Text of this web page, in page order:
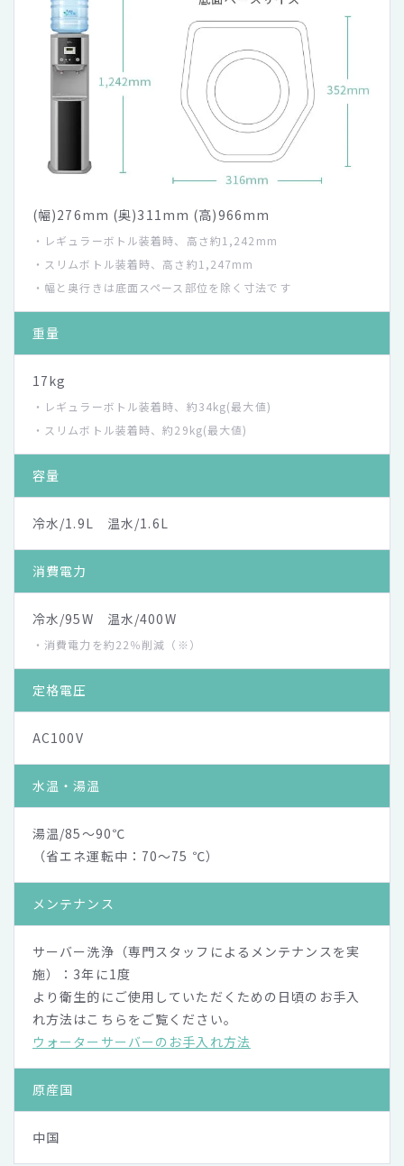
(幅)276mm (奥)311mm (高)966mm
・レギュラーボトル装着時、高さ約1,242mm
・スリムボトル装着時、高さ約1,247mm
・幅と奥行きは底面スペース部位を除く寸法です
重量
17kg
・レギュラーボトル装着時、約34kg(最大値)
・スリムボトル装着時、約29kg(最大値)
容量
冷水/1.9L 温水/1.6L
消費電力
冷水/95W 温水/400W
・消費電力を約22％削減（※）
定格電圧
AC100V
水温・湯温
湯温/85～90℃
（省エネ運転中：70～75 ℃）
メンテナンス
サーバー洗浄（専門スタッフによるメンテナンスを実
施）：3年に1度
より衛生的にご使用していただくための日頃のお手入
れ方法はこちらをご覧ください。
ウォーターサーバーのお手入れ方法
原産国
中国